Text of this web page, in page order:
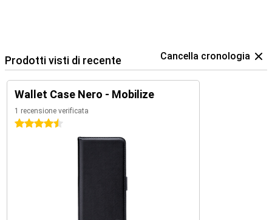
Prodotti visti di recente Cancella cronologia
Wallet Case Nero - Mobilize
1 recensione verificata
4.5 stelle